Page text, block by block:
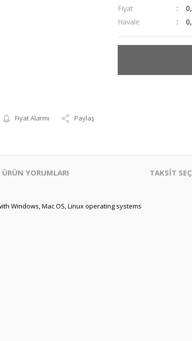
Fiyat Alarmı Paylaş
Fiyat
Havale
ÜRÜN YORUMLARI TAKSİT
Windows, Mac OS, Linux operating systems